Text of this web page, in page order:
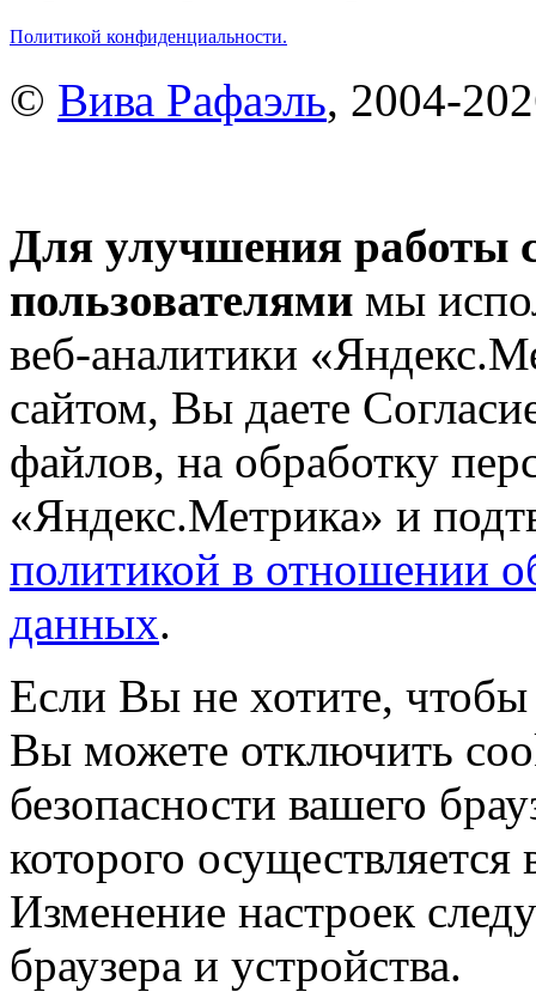
Политикой конфиденциальности.
© Вива Рафаэль, 2004-
Для улучшения работы
пользователями мы
веб-аналитики
сайтом, Вы даете
файлов, на обработку
«Яндекс.Метрика» и
политикой в отношении
данных.
Если Вы не хотите,
Вы можете отключить
безопасности вашего
которого
Изменение настроек
браузера и устройства.